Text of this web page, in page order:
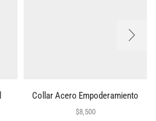
Collar Acero Empoderamiento
$8,500